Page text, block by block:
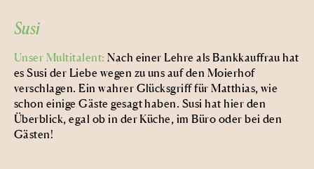
Susi
Unser Multitalent: Nach einer Lehre als Bankkauffrau hat
es Susi der Liebe wegen zu uns auf den Moierhof
verschlagen. Ein wahrer Glücksgriff für Matthias, wie
schon einige Gäste gesagt haben. Susi hat hier den
Überblick, egal ob in der Küche, im Büro oder bei den
Gästen!